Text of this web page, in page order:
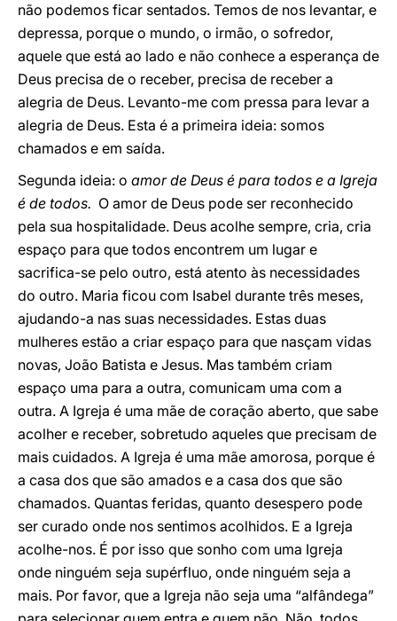
não podemos ficar sentados. Temos de nos levantar, e
depressa, porque o mundo, o irmão, o sofredor,
aquele que está ao lado e não conhece a esperança de
Deus precisa de o receber, precisa de receber a
alegria de Deus. Levanto-me com pressa para levar a
alegria de Deus. Esta é a primeira ideia: somos
chamados e em saída.
Segunda ideia: o amor de Deus é para todos e a Igreja
é de todos. O amor de Deus pode ser reconhecido
pela sua hospitalidade. Deus acolhe sempre, cria, cria
espaço para que todos encontrem um lugar e
sacrifica-se pelo outro, está atento às necessidades
do outro. Maria ficou com Isabel durante três meses,
ajudando-a nas suas necessidades. Estas duas
mulheres estão a criar espaço para que nasçam vidas
novas, João Batista e Jesus. Mas também criam
espaço uma para a outra, comunicam uma com a
outra. A Igreja é uma mãe de coração aberto, que sabe
acolher e receber, sobretudo aqueles que precisam de
mais cuidados. A Igreja é uma mãe amorosa, porque é
a casa dos que são amados e a casa dos que são
chamados. Quantas feridas, quanto desespero pode
ser curado onde nos sentimos acolhidos. E a Igreja
acolhe-nos. É por isso que sonho com uma Igreja
onde ninguém seja supérfluo, onde ninguém seja a
mais. Por favor, que a Igreja não seja uma “alfândega”